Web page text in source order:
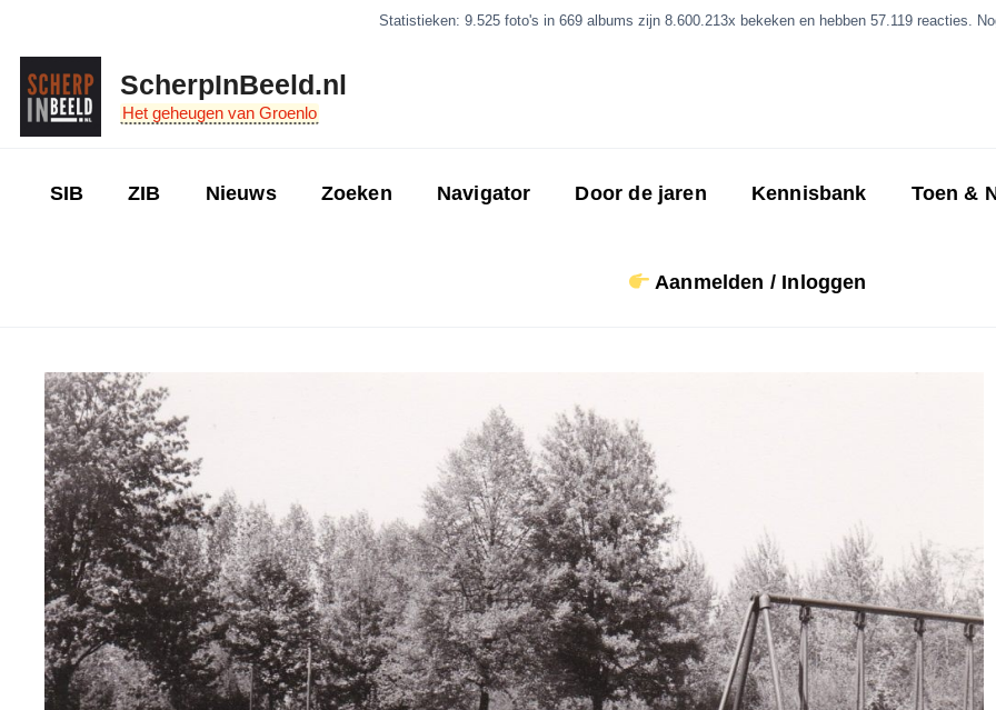
inhoud
Statistieken: 9.525 foto's in 669 albums zijn 8.600.213x bekeken en hebben 57.119 reacties.
ScherpInBeeld.nl
Het geheugen van Groenlo
SIB ZIB Nieuws Zoeken Navigator Door de jaren Kennisbank Toen &
Aanmelden / Inloggen